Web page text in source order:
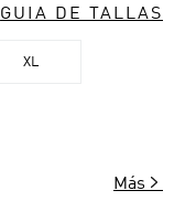
GUIA DE TALLAS
XL
Más 